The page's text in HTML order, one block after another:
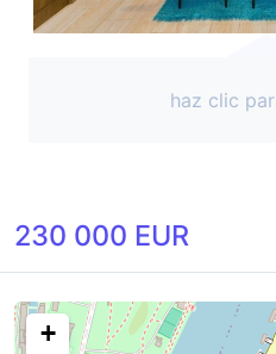
haz clic
230 000 EUR
+